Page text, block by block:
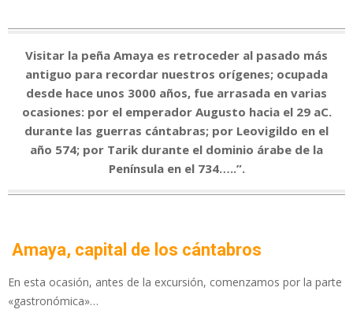
Visitar la peña Amaya es retroceder al pasado más
antiguo para recordar nuestros orígenes; ocupada
desde hace unos 3000 años, fue arrasada en varias
ocasiones: por el emperador Augusto hacia el 29 aC.
durante las guerras cántabras; por Leovigildo en el
año 574; por Tarik durante el dominio árabe de la
Península en el 734…..”.
Amaya, capital de los cántabros
En esta ocasión, antes de la excursión, comenzamos por la parte
«gastronómica»…